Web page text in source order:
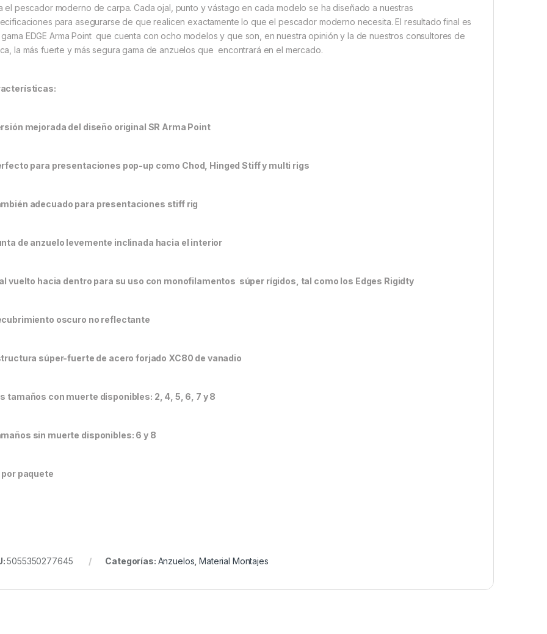
el pescador moderno de carpa. Cada ojal, punto y vástago en cada modelo se ha diseñado a nuestras
para asegurarse de que realicen exactamente lo que el pescador moderno necesita. El resultado final es
gama EDGE Arma Point que cuenta con ocho modelos y que son, en nuestra opinión y la de nuestros consultores de
la más fuerte y más segura gama de anzuelos que encontrará en el mercado.
mejorada del diseño original SR Arma Point
para presentaciones pop-up como Chod, Hinged Stiff y multi rigs
adecuado para presentaciones stiff rig
de anzuelo levemente inclinada hacia el interior
vuelto hacia dentro para su uso con monofilamentos súper rígidos, tal como los Edges Rigidty
oscuro no reflectante
súper-fuerte de acero forjado XC80 de vanadio
tamaños con muerte disponibles: 2, 4, 5, 6, 7 y 8
sin muerte disponibles: 6 y 8
por paquete
5055350277645 Categorías: Anzuelos ,Material Montajes